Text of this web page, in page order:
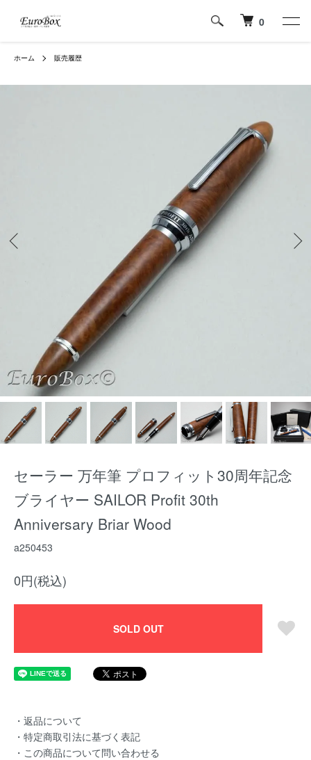
0
ホーム 販売履歴
セーラー 万年筆 プロフィット30周年記念
ブライヤー SAILOR Profit 30th
Anniversary Briar Wood
a250453
0円(税込)
SOLD OUT
・返品について
・特定商取引法に基づく表記
・この商品について問い合わせる